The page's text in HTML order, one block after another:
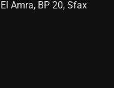
Amra, BP 20, Sfax